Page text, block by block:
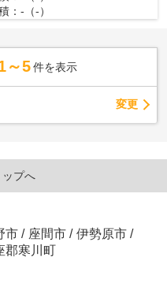
：-（-）
～5 件を表示
変更
プへ
市 / 座間市 / 伊勢原市 /
郡寒川町